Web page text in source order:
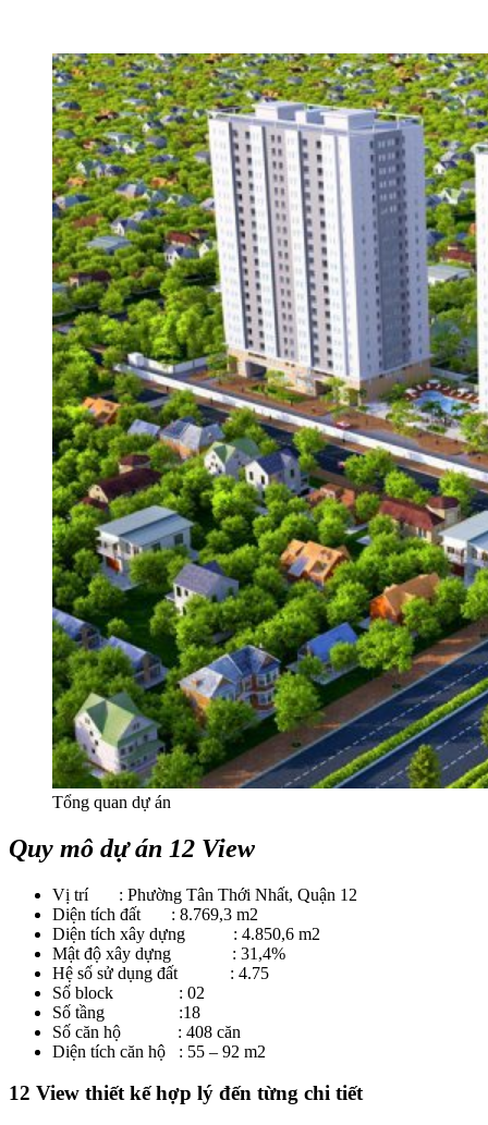
Tổng quan dự án
Quy mô dự án 12 View
Vị trí : Phường Tân Thới Nhất, Quận 12
Diện tích đất : 8.769,3 m2
Diện tích xây dựng : 4.850,6 m2
Mật độ xây dựng : 31,4%
Hệ số sử dụng đất : 4.75
Số block : 02
Số tầng :18
Số căn hộ : 408 căn
Diện tích căn hộ : 55 – 92 m2
12 View thiết kế hợp lý đến từng chi tiết